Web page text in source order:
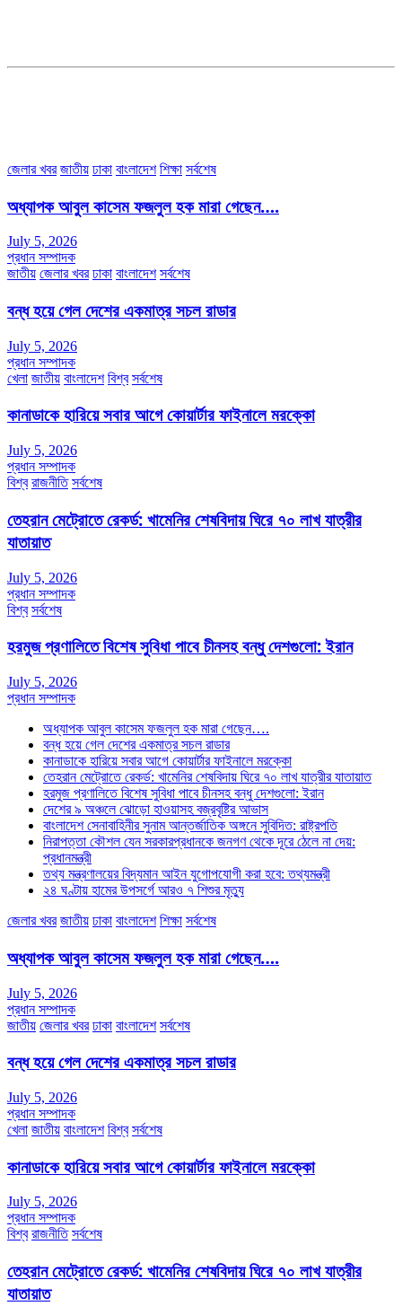
জেলার খবর জাতীয় ঢাকা বাংলাদেশ শিক্ষা সর্বশেষ
অধ্যাপক আবুল কাসেম ফজলুল হক মারা গেছেন….
July 5, 2026
প্রধান সম্পাদক
জাতীয় জেলার খবর ঢাকা বাংলাদেশ সর্বশেষ
বন্ধ হয়ে গেল দেশের একমাত্র সচল রাডার
July 5, 2026
প্রধান সম্পাদক
খেলা জাতীয় বাংলাদেশ বিশ্ব সর্বশেষ
কানাডাকে হারিয়ে সবার আগে কোয়ার্টার ফাইনালে মরক্কো
July 5, 2026
প্রধান সম্পাদক
বিশ্ব রাজনীতি সর্বশেষ
তেহরান মেট্রোতে রেকর্ড: খামেনির শেষবিদায় ঘিরে ৭০ লাখ যাত্রীর
যাতায়াত
July 5, 2026
প্রধান সম্পাদক
বিশ্ব সর্বশেষ
হরমুজ প্রণালিতে বিশেষ সুবিধা পাবে চীনসহ বন্ধু দেশগুলো: ইরান
July 5, 2026
প্রধান সম্পাদক
অধ্যাপক আবুল কাসেম ফজলুল হক মারা গেছেন….
বন্ধ হয়ে গেল দেশের একমাত্র সচল রাডার
কানাডাকে হারিয়ে সবার আগে কোয়ার্টার ফাইনালে মরক্কো
তেহরান মেট্রোতে রেকর্ড: খামেনির শেষবিদায় ঘিরে ৭০ লাখ যাত্রীর যাতায়াত
হরমুজ প্রণালিতে বিশেষ সুবিধা পাবে চীনসহ বন্ধু দেশগুলো: ইরান
দেশের ৯ অঞ্চলে ঝোড়ো হাওয়াসহ বজ্রবৃষ্টির আভাস
বাংলাদেশ সেনাবাহিনীর সুনাম আন্তর্জাতিক অঙ্গনে সুবিদিত: রাষ্ট্রপতি
নিরাপত্তা কৌশল যেন সরকারপ্রধানকে জনগণ থেকে দূরে ঠেলে না দেয়:
প্রধানমন্ত্রী
তথ্য মন্ত্রণালয়ের বিদ্যমান আইন যুগোপযোগী করা হবে: তথ্যমন্ত্রী
২৪ ঘণ্টায় হামের উপসর্গে আরও ৭ শিশুর মৃত্যু
জেলার খবর জাতীয় ঢাকা বাংলাদেশ শিক্ষা সর্বশেষ
অধ্যাপক আবুল কাসেম ফজলুল হক মারা গেছেন….
July 5, 2026
প্রধান সম্পাদক
জাতীয় জেলার খবর ঢাকা বাংলাদেশ সর্বশেষ
বন্ধ হয়ে গেল দেশের একমাত্র সচল রাডার
July 5, 2026
প্রধান সম্পাদক
খেলা জাতীয় বাংলাদেশ বিশ্ব সর্বশেষ
কানাডাকে হারিয়ে সবার আগে কোয়ার্টার ফাইনালে মরক্কো
July 5, 2026
প্রধান সম্পাদক
বিশ্ব রাজনীতি সর্বশেষ
তেহরান মেট্রোতে রেকর্ড: খামেনির শেষবিদায় ঘিরে ৭০ লাখ যাত্রীর
যাতায়াত